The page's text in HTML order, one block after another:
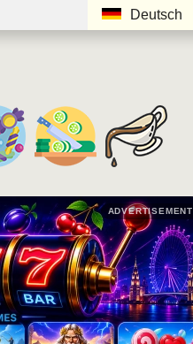
Deutsch
ADVERTISEMENT